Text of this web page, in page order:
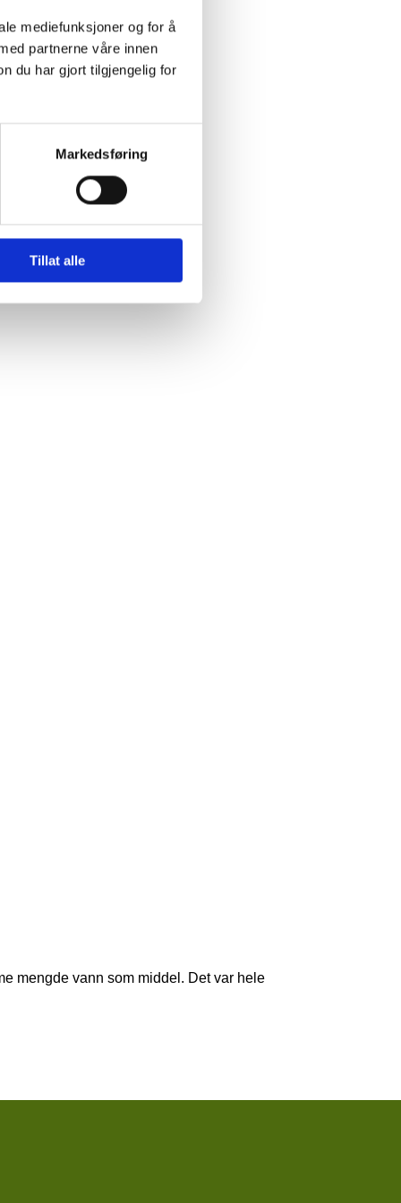
mediefunksjoner og for å
partnerne våre innen
du har gjort tilgjengelig for
Markedsføring
Tillat alle
mengde vann som middel. Det var hele